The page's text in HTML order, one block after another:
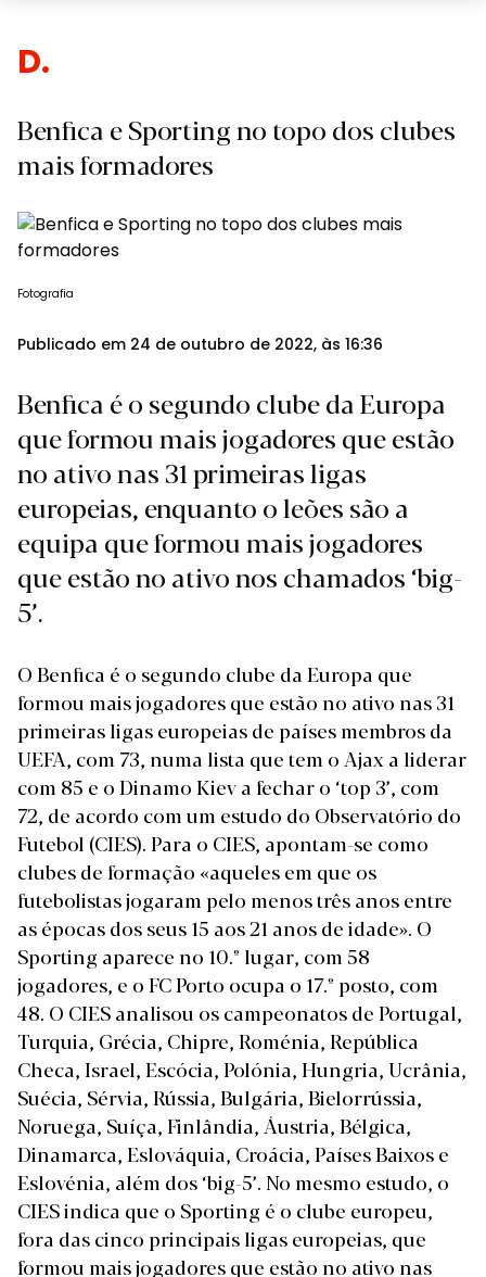
Despo
Benfica e Sporting no topo dos clubes
mais formadores
Fotografia
Publicado em 24 de outubro de 2022, às 16:36
Benfica é o segundo clube da Europa
que formou mais jogadores que estão
no ativo nas 31 primeiras ligas
europeias, enquanto o leões são a
equipa que formou mais jogadores
que estão no ativo nos chamados ‘big-
5’.
O Benfica é o segundo clube da Europa que
formou mais jogadores que estão no ativo nas 31
primeiras ligas europeias de países membros da
UEFA, com 73, numa lista que tem o Ajax a liderar
com 85 e o Dinamo Kiev a fechar o ‘top 3’, com
72, de acordo com um estudo do Observatório do
Futebol (CIES). Para o CIES, apontam-se como
clubes de formação «aqueles em que os
futebolistas jogaram pelo menos três anos entre
as épocas dos seus 15 aos 21 anos de idade». O
Sporting aparece no 10.º lugar, com 58
jogadores, e o FC Porto ocupa o 17.º posto, com
48. O CIES analisou os campeonatos de Portugal,
Turquia, Grécia, Chipre, Roménia, República
Checa, Israel, Escócia, Polónia, Hungria, Ucrânia,
Suécia, Sérvia, Rússia, Bulgária, Bielorrússia,
Noruega, Suíça, Finlândia, Áustria, Bélgica,
Dinamarca, Eslováquia, Croácia, Países Baixos e
Eslovénia, além dos ‘big-5’. No mesmo estudo, o
CIES indica que o Sporting é o clube europeu,
fora das cinco principais ligas europeias, que
formou mais jogadores que estão no ativo nas